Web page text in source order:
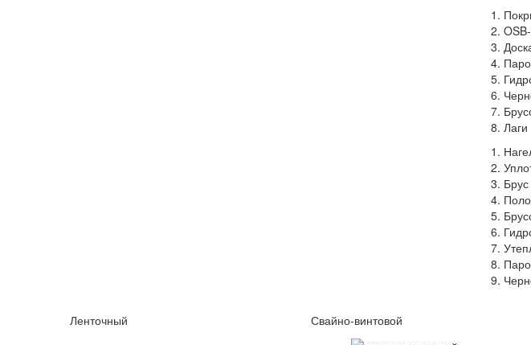
Лаги
Ленточный Свайно-винтовой